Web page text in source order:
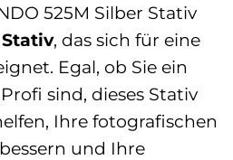
525M Silber Stativ
, das sich für eine
Egal, ob Sie ein
sind, dieses Stativ
Ihre fotografischen
und Ihre